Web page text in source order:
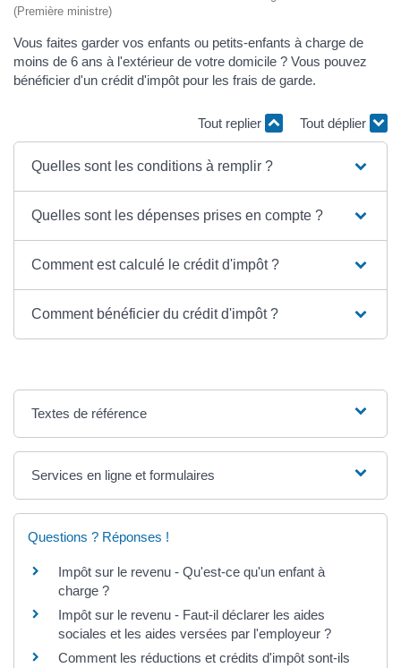
(Première ministre)
Vous faites garder vos enfants ou petits-enfants à charge de
moins de 6 ans à l'extérieur de votre domicile ? Vous pouvez
bénéficier d'un crédit d'impôt pour les frais de garde.
Tout replier Tout déplier
Quelles sont les conditions à remplir ?
Quelles sont les dépenses prises en compte ?
Comment est calculé le crédit d'impôt ?
Comment bénéficier du crédit d'impôt ?
Textes de référence
Services en ligne et formulaires
Questions ? Réponses !
Impôt sur le revenu - Qu'est-ce qu'un enfant à
charge ?
Impôt sur le revenu - Faut-il déclarer les aides
sociales et les aides versées par l'employeur ?
Comment les réductions et crédits d'impôt sont-ils